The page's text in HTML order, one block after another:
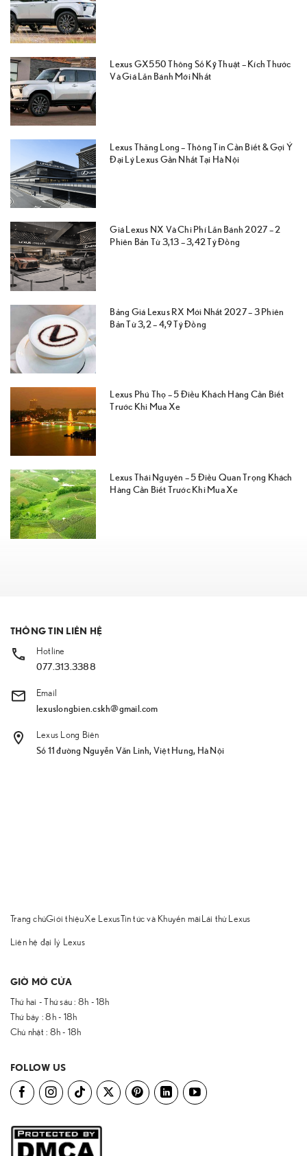
Lexus GX550 Thông Số Kỹ Thuật – Kích Thước
Và Giá Lăn Bánh Mới Nhất
Lexus Thăng Long – Thông Tin Cần Biết & Gợi Ý
Đại Lý Lexus Gần Nhất Tại Hà Nội
Giá Lexus NX Và Chi Phí Lăn Bánh 2027 – 2
Phiên Bản Từ 3,13 – 3,42 Tỷ Đồng
Bảng Giá Lexus RX Mới Nhất 2027 – 3 Phiên
Bản Từ 3,2 – 4,9 Tỷ Đồng
Lexus Phú Thọ – 5 Điều Khách Hàng Cần Biết
Trước Khi Mua Xe
Lexus Thái Nguyên – 5 Điều Quan Trọng Khách
Hàng Cần Biết Trước Khi Mua Xe
THÔNG TIN LIÊN HỆ
Hotline
077.313.3388
Email
lexuslongbien.cskh@gmail.com
Lexus Long Biên
Số 11 đường Nguyễn Văn Linh, Việt Hưng, Hà Nội
Trang chủGiới thiệuXe LexusTin tức và Khuyến mãi Lái thử Lexus
Liên hệ đại lý Lexus
GIỜ MỞ CỬA
Thứ hai - Thứ sáu : 8h - 18h
Thứ bảy : 8h - 18h
Chủ nhật : 8h - 18h
FOLLOW US